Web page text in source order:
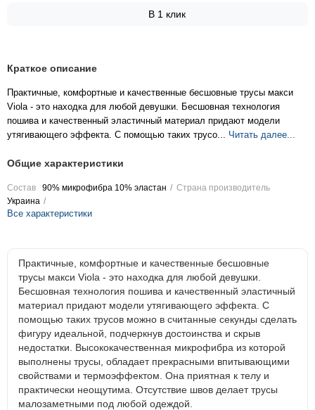
В 1 клик
Краткое описание
Практичные, комфортные и качественные бесшовные трусы макси
Viola - это находка для любой девушки. Бесшовная технология
пошива и качественный эластичный материал придают модели
утягивающего эффекта. С помощью таких трусо... Читать далее...
Общие характеристики
Состав 90% микрофибра 10% эластан
Страна производитель
Украина
Все характеристики
Практичные, комфортные и качественные бесшовные
трусы макси Viola - это находка для любой девушки.
Бесшовная технология пошива и качественный эластичный
материал придают модели утягивающего эффекта. С
помощью таких трусов можно в считанные секунды сделать
фигуру идеальной, подчеркнув достоинства и скрыв
недостатки. Высококачественная микрофибра из которой
выполнены трусы, обладает прекрасными впитывающими
свойствами и термоэффектом. Она приятная к телу и
практически неощутима. Отсутствие швов делает трусы
малозаметными под любой одеждой.